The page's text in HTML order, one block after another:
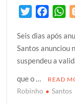
i
t
t
e
r
c
e
b
o
o
W
a
t
s
A
p
Seis dias após
Santos anunciou
suspendeu a
que o …
READ
Robinho Santos